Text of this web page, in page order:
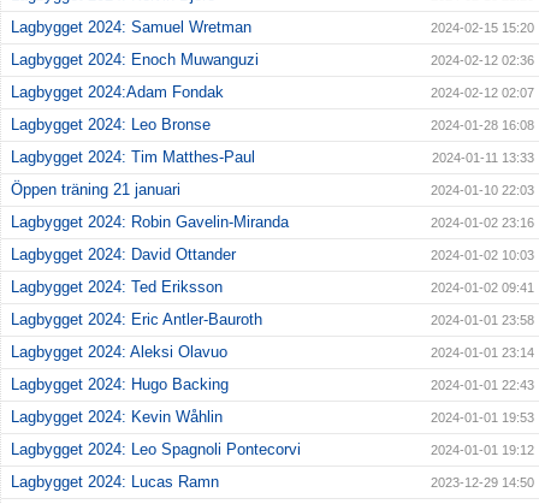
Lagbygget 2024: Samuel Wretman 2024-02-15 15:20
Lagbygget 2024: Enoch Muwanguzi 2024-02-12 02:36
Lagbygget 2024:Adam Fondak 2024-02-12 02:07
Lagbygget 2024: Leo Bronse 2024-01-28 16:08
Lagbygget 2024: Tim Matthes-Paul 2024-01-11 13:33
Öppen träning 21 januari 2024-01-10 22:03
Lagbygget 2024: Robin Gavelin-Miranda 2024-01-02 23:16
Lagbygget 2024: David Ottander 2024-01-02 10:03
Lagbygget 2024: Ted Eriksson 2024-01-02 09:41
Lagbygget 2024: Eric Antler-Bauroth 2024-01-01 23:58
Lagbygget 2024: Aleksi Olavuo 2024-01-01 23:14
Lagbygget 2024: Hugo Backing 2024-01-01 22:43
Lagbygget 2024: Kevin Wåhlin 2024-01-01 19:53
Lagbygget 2024: Leo Spagnoli Pontecorvi 2024-01-01 19:12
Lagbygget 2024: Lucas Ramn 2023-12-29 14:50